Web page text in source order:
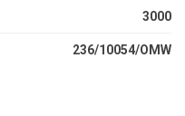
3000
236/10054/OMW